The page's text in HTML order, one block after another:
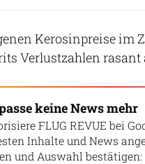
Kerosinpreise im
Verlustzahlen rasant
keine News mehr
FLUG REVUE bei
Inhalte und News
und Auswahl bestätigen: